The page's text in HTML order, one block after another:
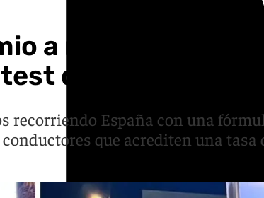
a no conducir
de alcoholemia
recorriendo España con una
que acrediten una tasa